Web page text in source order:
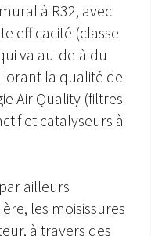
à R32, avec
efficacité (classe
va au-delà du
la qualité de
Air Quality (filtres
et catalyseurs à
ailleurs
les moisissures
à travers des